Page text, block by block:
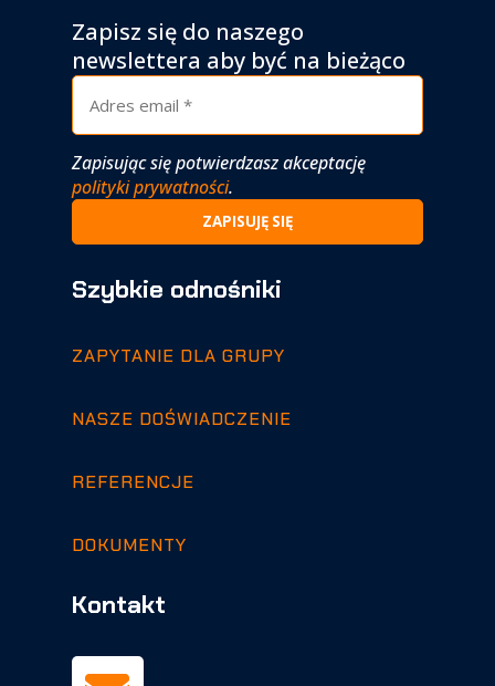
Zapisz się do naszego
newslettera aby być na bieżąco
Zapisując się potwierdzasz akceptację
polityki prywatności.
Szybkie odnośniki
ZAPYTANIE DLA GRUPY
NASZE DOŚWIADCZENIE
REFERENCJE
DOKUMENTY
Kontakt